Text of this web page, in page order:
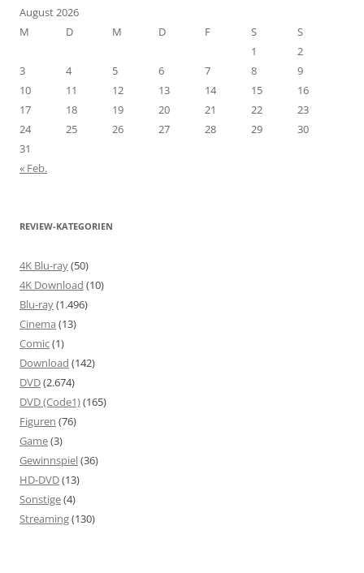
August 2026
M
D M D F S
S
1
2
3
4 5 6 7 8
9
10
11 12 13 14 15
16
17
18 19 20 21 22
23
24
25 26 27 28 29
30
31
« Feb.
REVIEW-KATEGORIEN
4K Blu-ray(50)
4K Download (10)
Blu-ray(1.496)
Cinema (13)
Comic(1)
Download (142)
DVD(2.674)
DVD (Code1)(165)
Figuren (76)
Game(3)
Gewinnspiel(36)
HD-DVD(13)
Sonstige(4)
Streaming(130)